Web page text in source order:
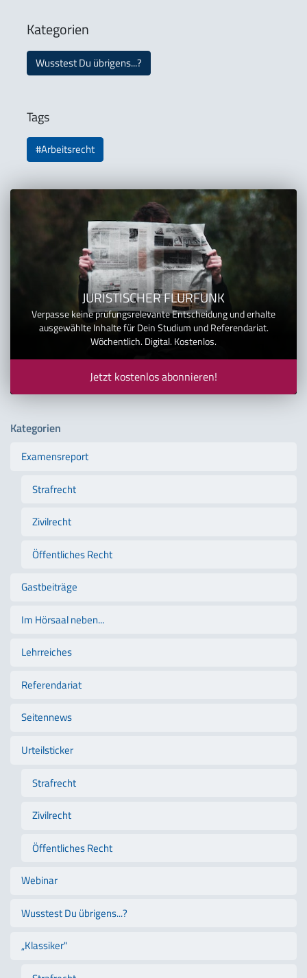
Kategorien
Wusstest Du übrigens...?
Tags
#Arbeitsrecht
JURISTISCHER FLURFUNK
Verpasse keine prüfungsrelevante Entscheidung und erhalte
ausgewählte Inhalte für Dein Studium und Referendariat.
Wöchentlich. Digital. Kostenlos.
Jetzt kostenlos abonnieren!
Kategorien
Examensreport
Strafrecht
Zivilrecht
Öffentliches Recht
Gastbeiträge
Im Hörsaal neben...
Lehrreiches
Referendariat
Seitennews
Urteilsticker
Strafrecht
Zivilrecht
Öffentliches Recht
Webinar
Wusstest Du übrigens...?
„Klassiker"